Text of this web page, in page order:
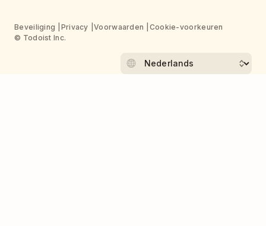
Beveiliging Privacy Voorwaarden
Cookie-voorkeuren
© Todoist Inc.